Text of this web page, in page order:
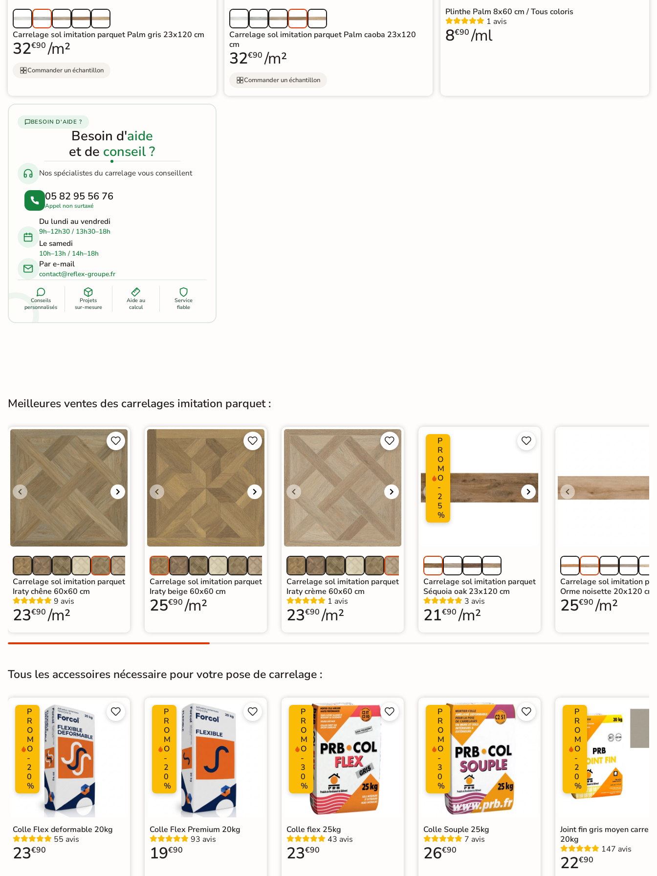
Terre
cuite &
tomette
Parement
PAR FORME &
hexagonal
Carrelage très
grand format
Carrelage extra fin
Voir tous les
formats
PAR FINITION
Carrelage poli /
semi-poli
BON PLAN
Livraison
OFFERTE
En France
métropolitaine
à partir de
890€ d'achat
En savoir
plus
Carrelage sol imitation parquet Palm gris 23x120 cm
32€90 /m²
Commander un échantillon
Carrelage sol imitation parquet Palm caoba 23x120
cm
32€90 /m²
Commander un échantillon
Plinthe Palm 8x60 cm / Tous coloris
1 avis
8€90 /ml
BESOIN D'AIDE ?
Besoin d'aide
et de conseil ?
Nos spécialistes du carrelage vous conseillent
05 82 95 56 76
Appel non surtaxé
Du lundi au vendredi
9h–12h30 / 13h30–18h
Le samedi
10h–13h / 14h–18h
Par e-mail
contact@reflex-groupe.fr
Conseils
personnalisés
Projets
sur-mesure
Aide au
calcul
Service
fiable
Meilleures ventes des carrelages imitation parquet :


Carrelage sol imitation parquet
Iraty chêne 60x60 cm
9 avis
23€90 /m²


Carrelage sol imitation parquet
Iraty beige 60x60 cm
25€90 /m²


Carrelage sol imitation parquet
Iraty crème 60x60 cm
1 avis
23€90 /m²
P
R
O
M
O
-
2
5
%


Carrelage sol imitation parquet
Séquoia oak 23x120 cm
3 avis
21€90 /m²
Carrelage sol imitation
Orme noisette 20x120 cm
25€90 /m²
Tous les accessoires nécessaire pour votre pose de carrelage :
P
R
O
M
O
-
2
0
%


Colle Flex deformable 20kg
55 avis
23€90
P
R
O
M
O
-
2
0
%


Colle Flex Premium 20kg
93 avis
19€90
P
R
O
M
O
-
3
0
%


Colle flex 25kg
43 avis
23€90
P
R
O
M
O
-
3
0
%


Colle Souple 25kg
7 avis
26€90
P
R
O
M
O
-
2
0
%
Joint fin gris moyen
20kg
147 avis
22€90